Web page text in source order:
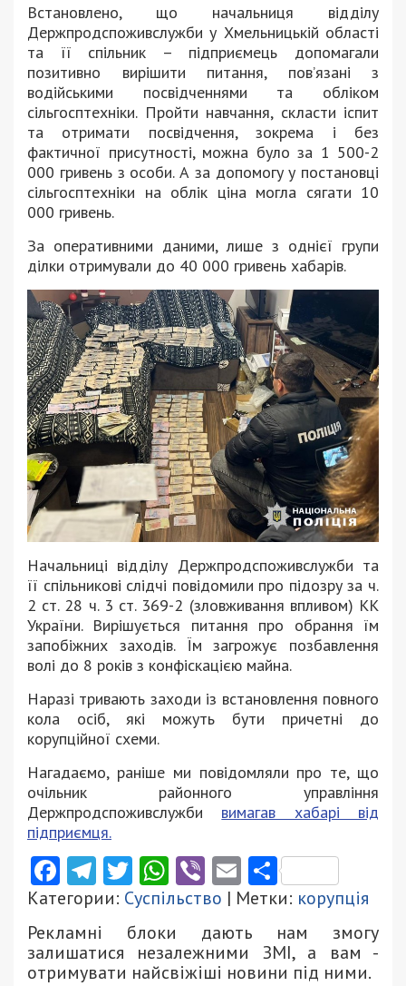
Встановлено, що начальниця відділу
Держпродспоживслужби у Хмельницькій області
та її спільник – підприємець допомагали
позитивно вирішити питання, пов’язані з
водійськими посвідченнями та обліком
сільгосптехніки. Пройти навчання, скласти іспит
та отримати посвідчення, зокрема і без
фактичної присутності, можна було за 1 500-2
000 гривень з особи. А за допомогу у постановці
сільгосптехніки на облік ціна могла сягати 10
000 гривень.
За оперативними даними, лише з однієї групи
ділки отримували до 40 000 гривень хабарів.
Начальниці відділу Держпродспоживслужби та
її спільникові слідчі повідомили про підозру за ч.
2 ст. 28 ч. 3 ст. 369-2 (зловживання впливом) КК
України. Вирішується питання про обрання їм
запобіжних заходів. Їм загрожує позбавлення
волі до 8 років з конфіскацією майна.
Наразі тривають заходи із встановлення повного
кола осіб, які можуть бути причетні до
корупційної схеми.
Нагадаємо, раніше ми повідомляли про те, що
очільник районного управління
Держпродспоживслужби вимагав хабарі від
підприємця.
Facebook
Telegram
Twitter
WhatsApp
ViberEmail
Категории: Суспільство | Метки: корупція
Рекламні блоки дають нам змогу
залишатися незалежними ЗМІ, а вам -
отримувати найсвіжіші новини під ними.